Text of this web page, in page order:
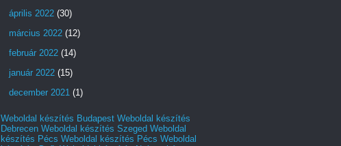
április 2022 (30)
március 2022 (12)
február 2022 (14)
január 2022 (15)
december 2021 (1)
Weboldal készítés Budapest Weboldal készítés
Debrecen Weboldal készítés Szeged Weboldal
készítés Pécs Weboldal készítés Pécs Weboldal